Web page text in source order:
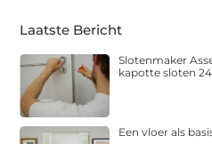
Laatste Bericht
Slotenmaker
kapotte sloten
Een vloer als